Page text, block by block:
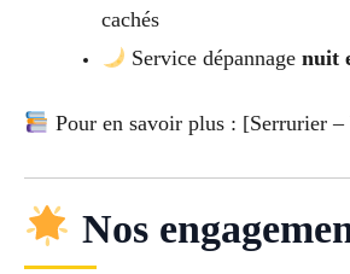
cachés
Service dépannagenuit
Pour en savoir plus : [Serrurier
Nos